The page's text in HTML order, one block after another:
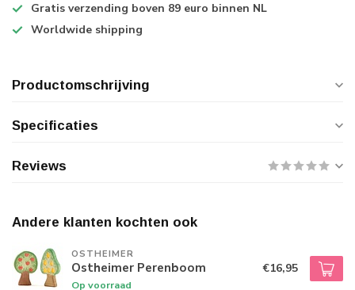
Gratis verzending boven 89 euro binnen NL
Worldwide shipping
Productomschrijving
Specificaties
Reviews
Andere klanten kochten ook
OSTHEIMER
Ostheimer Perenboom
Op voorraad
€16,95